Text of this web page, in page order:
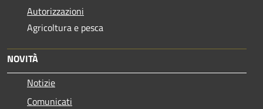
Autorizzazioni
Agricoltura e pesca
NOVITÀ
Notizie
Comunicati